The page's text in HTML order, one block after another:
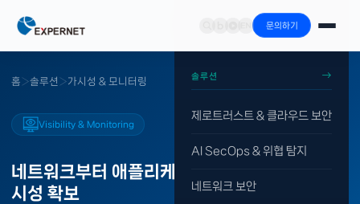
문의하기
솔루션
제로트러스트 & 클라우드 보안
AI SecOps & 위협 탐지
네트워크 보안
홈 ›솔루션 ›가시성 & 모니터링
Visibility & Monitoring
네트워크부터 애플리케이션까지
시성 확보